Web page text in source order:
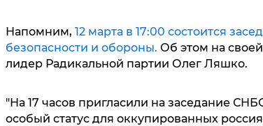
Напомним, 12 марта в 17:00 состоится
безопасности и обороны. Об этом на
лидер Радикальной партии Олег Ляшко.
"На 17 часов пригласили на заседание
особый статус для оккупированных